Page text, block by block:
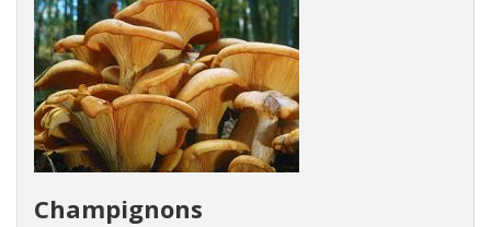
Champignons